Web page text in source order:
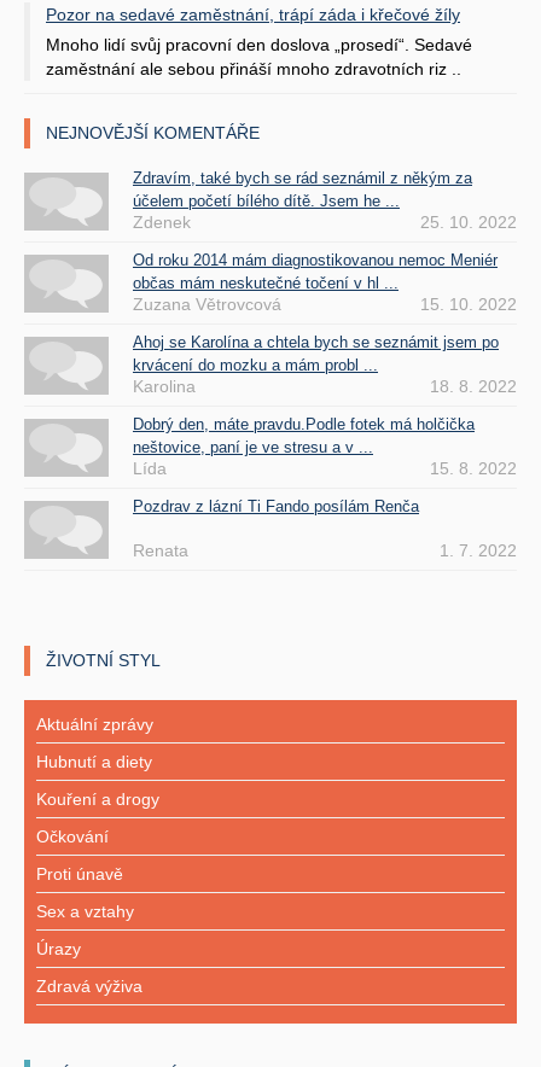
Pozor na sedavé zaměstnání, trápí záda i křečové žíly
Mnoho lidí svůj pracovní den doslova „prosedí“. Sedavé
zaměstnání ale sebou přináší mnoho zdravotních riz ..
NEJNOVĚJŠÍ KOMENTÁŘE
Zdravím, také bych se rád seznámil z někým za
účelem početí bílého dítě. Jsem he ...
Zdenek 25. 10. 2022
Od roku 2014 mám diagnostikovanou nemoc Meniér
občas mám neskutečné točení v hl ...
Zuzana Větrovcová 15. 10. 2022
Ahoj se Karolína a chtela bych se seznámit jsem po
krvácení do mozku a mám probl ...
Karolina 18. 8. 2022
Dobrý den, máte pravdu.Podle fotek má holčička
neštovice, paní je ve stresu a v ...
Lída 15. 8. 2022
Pozdrav z lázní Ti Fando posílám Renča
Renata 1. 7. 2022
ŽIVOTNÍ STYL
Aktuální zprávy
Hubnutí a diety
Kouření a drogy
Očkování
Proti únavě
Sex a vztahy
Úrazy
Zdravá výživa